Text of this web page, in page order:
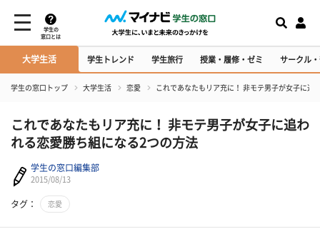
学生の
窓口とは
大学生活 学生トレンド 学生旅行 授業・履修・ゼミ サークル
学生の窓口トップ 大学生活 恋愛 これであなたもリア充に！ 非モテ男子が女子に追
これであなたもリア充に！ 非モテ男子が女子に追わ
れる恋愛勝ち組になる2つの方法
学生の窓口編集部
2015/08/13
タグ： 恋愛